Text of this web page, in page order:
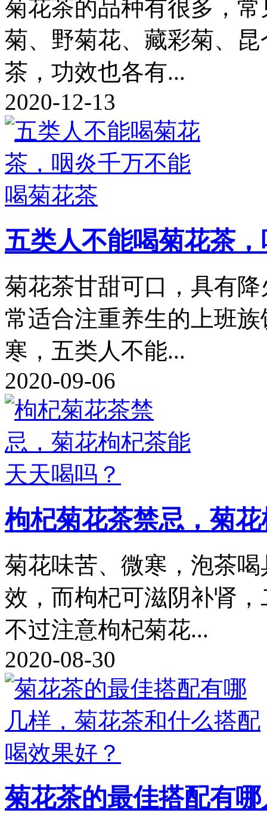
菊花茶的品种有很多，
菊、野菊花、藏彩菊、
茶，功效也各有...
2020-12-13
五类人不能喝菊花茶
菊花茶甘甜可口，具有
常适合注重养生的上班
寒，五类人不能...
2020-09-06
枸杞菊花茶禁忌，菊
菊花味苦、微寒，泡茶
效，而枸杞可滋阴补肾
不过注意枸杞菊花...
2020-08-30
菊花茶的最佳搭配有